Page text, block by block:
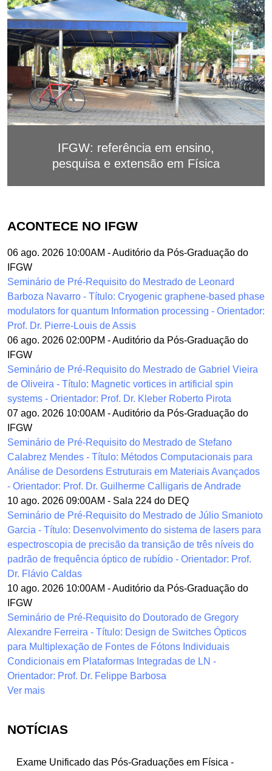
IFGW: referência em ensino,
pesquisa e extensão em Física
ACONTECE NO IFGW
06 ago. 2026 10:00AM -Auditório da Pós-Graduação do
IFGW
Seminário de Pré-Requisito do Mestrado de Leonard
Barboza Navarro - Título: Cryogenic graphene-based phase
modulators for quantum Information processing - Orientador:
Prof. Dr. Pierre-Louis de Assis
06 ago. 2026 02:00PM -Auditório da Pós-Graduação do
IFGW
Seminário de Pré-Requisito do Mestrado de Gabriel Vieira
de Oliveira - Título: Magnetic vortices in artificial spin
systems - Orientador: Prof. Dr. Kleber Roberto Pirota
07 ago. 2026 10:00AM -Auditório da Pós-Graduação do
IFGW
Seminário de Pré-Requisito do Mestrado de Stefano
Calabrez Mendes - Título: Métodos Computacionais para
Análise de Desordens Estruturais em Materiais Avançados
- Orientador: Prof. Dr. Guilherme Calligaris de Andrade
10 ago. 2026 09:00AM - Sala 224 do DEQ
Seminário de Pré-Requisito do Mestrado de Júlio Smanioto
Garcia - Título: Desenvolvimento do sistema de lasers para
espectroscopia de precisão da transição de três níveis do
padrão de frequência óptico de rubídio - Orientador: Prof.
Dr. Flávio Caldas
10 ago. 2026 10:00AM -Auditório da Pós-Graduação do
IFGW
Seminário de Pré-Requisito do Doutorado de Gregory
Alexandre Ferreira - Título: Design de Switches Ópticos
para Multiplexação de Fontes de Fótons Individuais
Condicionais em Plataformas Integradas de LN -
Orientador: Prof. Dr. Felippe Barbosa
Ver mais
NOTÍCIAS
Exame Unificado das Pós-Graduações em Física -